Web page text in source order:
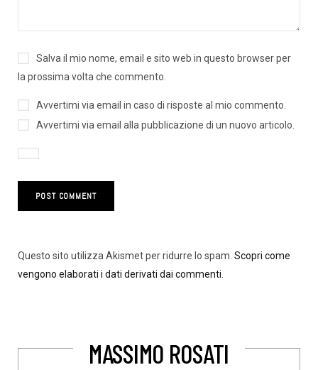
Salva il mio nome, email e sito web in questo browser per
la prossima volta che commento.
Avvertimi via email in caso di risposte al mio commento.
Avvertimi via email alla pubblicazione di un nuovo articolo.
Questo sito utilizza Akismet per ridurre lo spam. Scopri come
vengono elaborati i dati derivati dai commenti
MASSIMO ROSATI